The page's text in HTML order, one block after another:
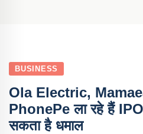
BUSINESS
Ola Electric,
PhonePe ला रहे हैं
सकता है धमाल